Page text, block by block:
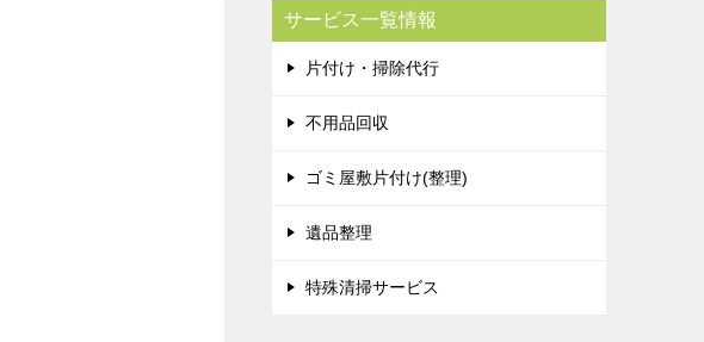
サービス一覧情報
片付け・掃除代行
不用品回収
ゴミ屋敷片付け(整理)
遺品整理
特殊清掃サービス